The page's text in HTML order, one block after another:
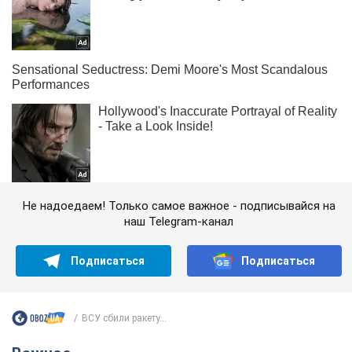
Не надоедаем! Только самое важное - подписывайся на
наш Telegram-канал
Подписаться Подписаться
ВСУ сбили ракету...